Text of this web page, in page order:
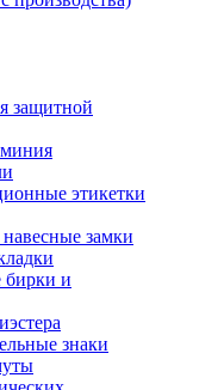
защитной
этикетки
замки
и
знаки